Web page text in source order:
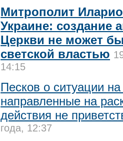
Митрополит
Украине: создание
Церкви не может
светской властью
14:15
Песков о ситуации
направленные на
действия не
года, 12:37